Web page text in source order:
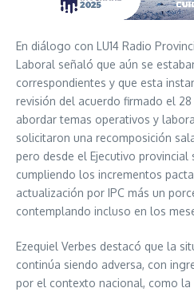
En diálogo con LU14 Radio
Laboral señaló que aún se
correspondientes y que esta
revisión del acuerdo firmado el
abordar temas operativos y
solicitaron una recomposición
pero desde el Ejecutivo provincial
cumpliendo los incrementos
actualización por IPC más un
contemplando incluso en los
Ezequiel Verbes destacó que la
continúa siendo adversa, con
por el contexto nacional, como la